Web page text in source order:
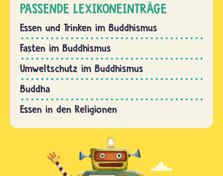
PASSENDE LEXIKONEINTRÄGE
Essen und Trinken im Buddhismus
Fasten im Buddhismus
Umweltschutz im Buddhismus
Buddha
Essen in den Religionen